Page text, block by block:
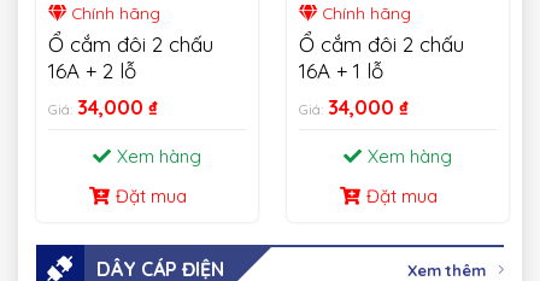
Chính hãng
Ổ cắm đôi 2 chấu
16A + 2 lỗ
Giá: 34,000 ₫
Xem hàng
Đặt mua
Chính hãng
Ổ cắm đôi 2 chấu
16A + 1 lỗ
Giá: 34,000 ₫
Xem hàng
Đặt mua
DÂY CÁP ĐIỆN Xem thêm